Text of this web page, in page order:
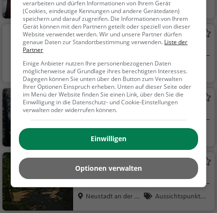
Neustadt an der W
ein...
Aussichtspunkt, F
amilie & Kinder, Natu
r
Salzkiste Neustadt
Salzkiste in Neustadt an der Weinstraße
Neustadt an der W
ein...
Essen & Trinken,
Familie & Kinder
Kriegergarten
Park in Neustadt an der Weinstraße
ein...
Familie & Kinder,
Aussichtspunkt in Neustadt an der
Weinstraße
Neustadt an der W
Aussichtspunkt, F
verarbeiten und dürfen Informationen von Ihrem Gerät
(Cookies, eindeutige Kennungen und andere Gerätedaten)
speichern und darauf zugreifen. Die Informationen von Ihrem
Gerät können mit den Partnern geteilt oder speziell von dieser
Website verwendet werden. Wir und unsere Partner dürfen
genaue Daten zur Standortbestimmung verwenden. Liste der
Partner
Einige Anbieter nutzen Ihre personenbezogenen Daten
möglicherweise auf Grundlage ihres berechtigten Interesses.
Dagegen können Sie unten über den Button zum Verwalten
Ihrer Optionen Einspruch erheben. Unten auf dieser Seite oder
im Menü der Website finden Sie einen Link, über den Sie die
Einwilligung in die Datenschutz- und Cookie-Einstellungen
verwalten oder widerrufen können.
Einwilligen
Optionen verwalten